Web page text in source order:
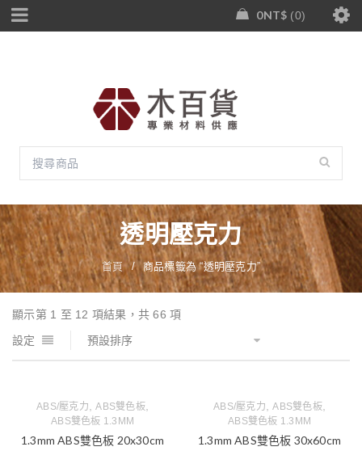
0NT$ 0
透明壓克力
首頁 / 商品標籤為 “透明壓克力”
顯示第 1 至 12 項結果，共 66 項
設定
預設排序
ABS/壓克力 ,ABS雙色板,
ABS雙色板 1.3MM
1.3mm ABS雙色板 20x30cm
ABS/壓克力 ,ABS雙色板,
ABS雙色板 1.3MM
1.3mm ABS雙色板 30x60cm